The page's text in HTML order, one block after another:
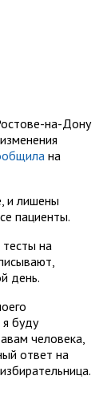
на-Дону
на
и лишены
пациенты.
на
день.
я буду
человека,
ответ на